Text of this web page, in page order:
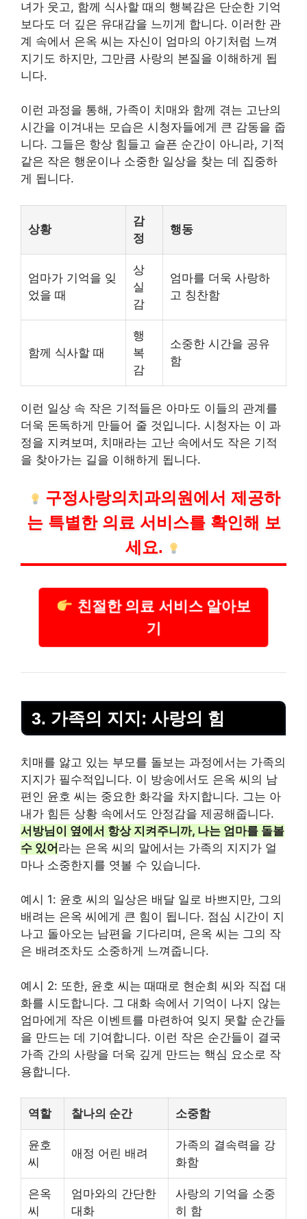
녀가 웃고, 함께 식사할 때의 행복감은 단순한 기억
보다도 더 깊은 유대감을 느끼게 합니다. 이러한 관
계 속에서 은옥 씨는 자신이 엄마의 아기처럼 느껴
지기도 하지만, 그만큼 사랑의 본질을 이해하게 됩
니다.
이런 과정을 통해, 가족이 치매와 함께 겪는 고난의
시간을 이겨내는 모습은 시청자들에게 큰 감동을 줍
니다. 그들은 항상 힘들고 슬픈 순간이 아니라, 기적
같은 작은 행운이나 소중한 일상을 찾는 데 집중하
게 됩니다.
상황
감
정
행동
엄마가 기억을 잊
었을 때
상
실
감
엄마를 더욱 사랑하
고 칭찬함
함께 식사할 때
행
복
감
소중한 시간을 공유
함
이런 일상 속 작은 기적들은 아마도 이들의 관계를
더욱 돈독하게 만들어 줄 것입니다. 시청자는 이 과
정을 지켜보며, 치매라는 고난 속에서도 작은 기적
을 찾아가는 길을 이해하게 됩니다.
구정사랑의치과의원에서 제공하
는 특별한 의료 서비스를 확인해 보
세요.
친절한 의료 서비스 알아보
기
3. 가족의 지지: 사랑의 힘
치매를 앓고 있는 부모를 돌보는 과정에서는 가족의
지지가 필수적입니다. 이 방송에서도 은옥 씨의 남
편인 윤호 씨는 중요한 화각을 차지합니다. 그는 아
내가 힘든 상황 속에서도 안정감을 제공해줍니다.
서방님이 옆에서 항상 지켜주니까, 나는 엄마를 돌볼
수 있어라는 은옥 씨의 말에서는 가족의 지지가 얼
마나 소중한지를 엿볼 수 있습니다.
예시 1: 윤호 씨의 일상은 배달 일로 바쁘지만, 그의
배려는 은옥 씨에게 큰 힘이 됩니다. 점심 시간이 지
나고 돌아오는 남편을 기다리며, 은옥 씨는 그의 작
은 배려조차도 소중하게 느껴줍니다.
예시 2: 또한, 윤호 씨는 때때로 현순희 씨와 직접 대
화를 시도합니다. 그 대화 속에서 기억이 나지 않는
엄마에게 작은 이벤트를 마련하여 잊지 못할 순간들
을 만드는 데 기여합니다. 이런 작은 순간들이 결국
가족 간의 사랑을 더욱 깊게 만드는 핵심 요소로 작
용합니다.
역할 찰나의 순간 소중함
윤호
씨
애정 어린 배려
가족의 결속력을 강
화함
은옥
씨
엄마와의 간단한
대화
사랑의 기억을 소중
히 함